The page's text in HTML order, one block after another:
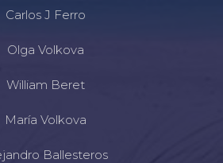
Carlos J Ferro
Olga Volkova
William Beret
María Volkova
Ballesteros